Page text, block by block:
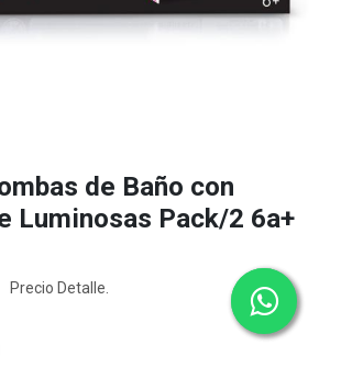
de Baño con
Luminosas Pack/2 6a+
Precio Detalle.